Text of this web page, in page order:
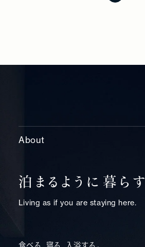
About
泊まるように暮らす
Living as if you are staying here.
食べる、寝る、入浴する。